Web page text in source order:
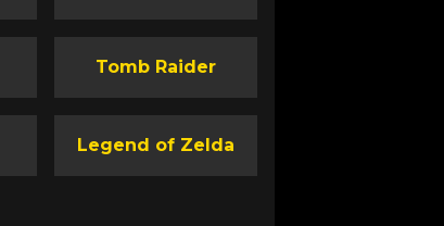
Tomb Raider
Legend of Zelda